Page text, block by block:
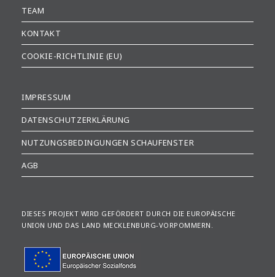
TEAM
KONTAKT
COOKIE-RICHTLINIE (EU)
IMPRESSUM
DATENSCHUTZERKLÄRUNG
NUTZUNGSBEDINGUNGEN SCHAUFENSTER
AGB
DIESES PROJEKT WIRD GEFÖRDERT DURCH DIE EUROPÄISCHE
UNION UND DAS LAND MECKLENBURG-VORPOMMERN.